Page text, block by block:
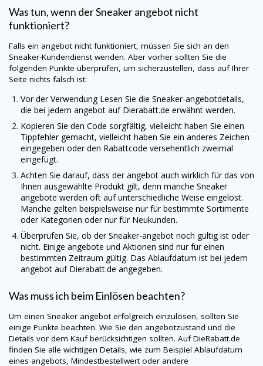
Was tun, wenn der Sneaker angebot nicht
funktioniert?
Falls ein angebot nicht funktioniert, müssen Sie sich an den
Sneaker-Kundendienst wenden. Aber vorher sollten Sie die
folgenden Punkte überprüfen, um sicherzustellen, dass auf Ihrer
Seite nichts falsch ist:
Vor der Verwendung Lesen Sie die Sneaker-angebotdetails,
die bei jedem angebot auf Dierabatt.de erwähnt werden.
Kopieren Sie den Code sorgfältig, vielleicht haben Sie einen
Tippfehler gemacht, vielleicht haben Sie ein anderes Zeichen
eingegeben oder den Rabattcode versehentlich zweimal
eingefügt.
Achten Sie darauf, dass der angebot auch wirklich für das von
Ihnen ausgewählte Produkt gilt, denn manche Sneaker
angebote werden oft auf unterschiedliche Weise eingelöst.
Manche gelten beispielsweise nur für bestimmte Sortimente
oder Kategorien oder nur für Neukunden.
Überprüfen Sie, ob der Sneaker-angebot noch gültig ist oder
nicht. Einige angebote und Aktionen sind nur für einen
bestimmten Zeitraum gültig. Das Ablaufdatum ist bei jedem
angebot auf Dierabatt.de angegeben.
Was muss ich beim Einlösen beachten?
Um einen Sneaker angebot erfolgreich einzulösen, sollten Sie
einige Punkte beachten. Wie Sie den angebotzustand und die
Details vor dem Kauf berücksichtigen sollten. AufDieRabatt.de
finden Sie alle wichtigen Details, wie zum Beispiel Ablaufdatum
eines angebots, Mindestbestellwert oder andere